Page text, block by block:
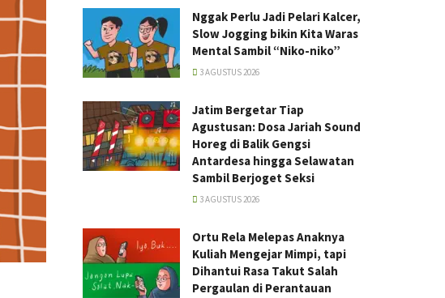
Nggak Perlu Jadi Pelari Kalcer,
Slow Jogging bikin Kita Waras
Mental Sambil “Niko-niko”
3 AGUSTUS 2026
Jatim Bergetar Tiap
Agustusan: Dosa Jariah Sound
Horeg di Balik Gengsi
Antardesa hingga Selawatan
Sambil Berjoget Seksi
3 AGUSTUS 2026
Ortu Rela Melepas Anaknya
Kuliah Mengejar Mimpi, tapi
Dihantui Rasa Takut Salah
Pergaulan di Perantauan